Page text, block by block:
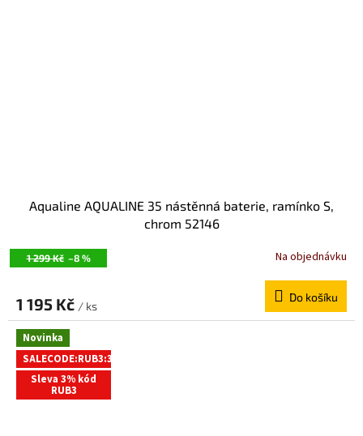
1 299 Kč –8 %
Aqualine AQUALINE 35 nástěnná baterie, ramínko S,
chrom 52146
Na objednávku
1 195 Kč / ks
Do košíku
Novinka
SALECODE:RUB3:3:%
Sleva 3% kód
RUB3